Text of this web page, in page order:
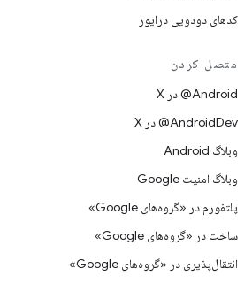
کدهای دودویی درایور
متصل کردن
‫‎@Android در X
‫‎@AndroidDev در X
وبلاگ Android
وبلاگ امنیت Google
پلتفورم در «گروه‌های Google»
ساخت در «گروه‌های Google»
انتقال‌پذیری در «گروه‌های Google»